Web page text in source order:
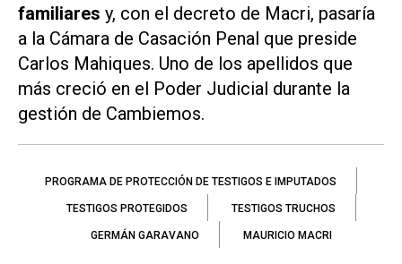
familiares y, con el decreto de Macri, pasaría
a la Cámara de Casación Penal que preside
Carlos Mahiques. Uno de los apellidos que
más creció en el Poder Judicial durante la
gestión de Cambiemos.
PROGRAMA DE PROTECCIÓN DE TESTIGOS E IMPUTADOS
TESTIGOS PROTEGIDOS TESTIGOS TRUCHOS
GERMÁN GARAVANO MAURICIO MACRI